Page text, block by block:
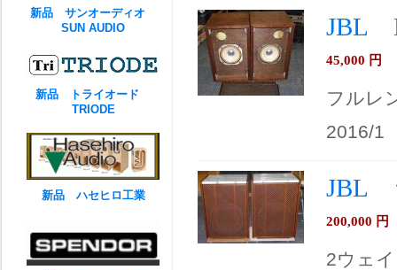
JBL
45,000 円
フルレ
2016/1
JBL
200,000 円
2ウェ
新品 サンオーディオ
SUN AUDIO
新品 トライオード
TRIODE
新品 ハセヒロ工業